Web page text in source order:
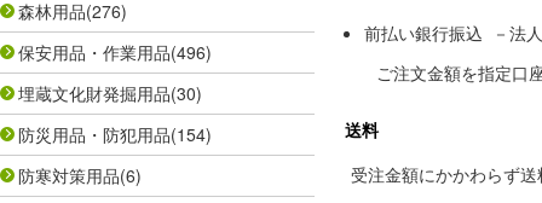
森林用品(276)
保安用品・作業用品(496)
埋蔵文化財発掘用品(30)
防災用品・防犯用品(154)
防寒対策用品(6)
前払い銀行振込 －法
ご注文金額を指定口
送料
受注金額にかかわらず